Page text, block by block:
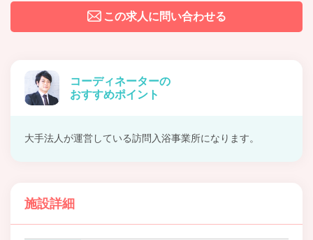
この求人に問い合わせる
コーディネーターの
おすすめポイント
大手法人が運営している訪問入浴事業所になります。
施設詳細